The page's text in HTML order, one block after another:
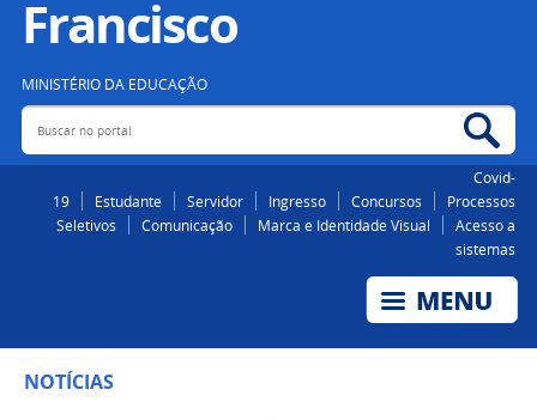
Francisco
MINISTÉRIO DA EDUCAÇÃO
Buscar no portal
Covid-
19
Estudante Servidor Ingresso Concursos
Processos
Seletivos
Comunicação Marca e Identidade Visual
Acesso a
sistemas
NOTÍCIAS